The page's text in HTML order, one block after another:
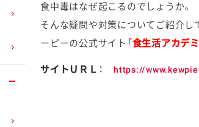
食中毒はなぜ起こるのでしょうか。
そんな疑問や対策についてご紹介し
ーピーの公式サイト 「食生活アカデミ
サイトＵＲＬ： https://